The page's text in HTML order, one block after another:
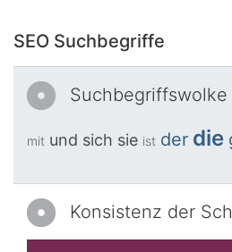
SEO Suchbegriffe
Suchbegriffswolke
mit und sich sie ist der die
Konsistenz der